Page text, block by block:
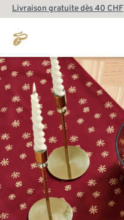
Livraison gratuite dès 40 CHF